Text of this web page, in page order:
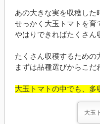
あの大きな実を収穫した
せっかく大玉トマトを育
やはりできればたくさん
たくさん収穫するための
まずは品種選びからこだ
大玉トマトの中でも、多
大玉